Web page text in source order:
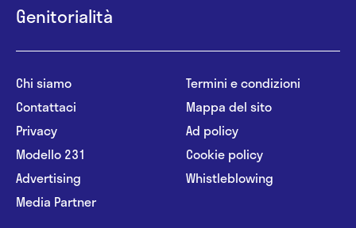
Genitorialità
Chi siamo
Contattaci
Privacy
Modello 231
Advertising
Media Partner
Termini e condizioni
Mappa del sito
Ad policy
Cookie policy
Whistleblowing